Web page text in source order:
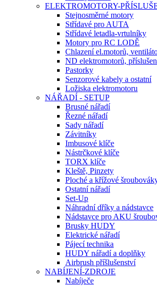
ELEKTROMOTORY-
Stejnosměrné motory
Střídavé pro AUTA
Střídavé letadla-vrtulníky
Motory pro RC LODĚ
Chlazení el.motorů,
ND elektromotorů,
Pastorky
Senzorové kabely a ostatní
Ložiska elektromotoru
NÁŘADÍ - SETUP
Brusné nářadí
Řezné nářadí
Sady nářadí
Závitníky
Imbusové klíče
Nástrčkové klíče
TORX klíče
Kleště, Pinzety
Ploché a křížové
Ostatní nářadí
Set-Up
Náhradní dříky a nádstavce
Nádstavce pro AKU
Brusky HUDY
Elektrické nářadí
Pájecí technika
HUDY nářadí a doplňky
Airbrush příšlušenství
NABÍJENÍ-ZDROJE
Nabíječe